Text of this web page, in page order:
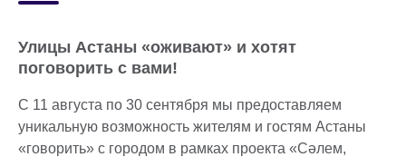
Улицы Астаны «оживают» и хотят
поговорить с вами!
С 11 августа по 30 сентября мы предоставляем
уникальную возможность жителям и гостям Астаны
«говорить» с городом в рамках проекта «Сәлем,